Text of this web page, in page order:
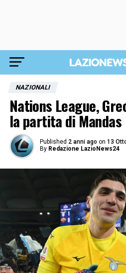
NAZIONALI
Nations League,
la partita di Mandas
Published 2 anni ago on 13
By Redazione LazioNews24